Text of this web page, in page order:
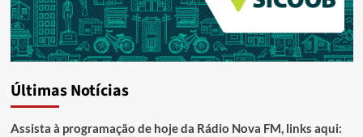
Últimas Notícias
Assista à programação de hoje da Rádio Nova FM, links aqui: